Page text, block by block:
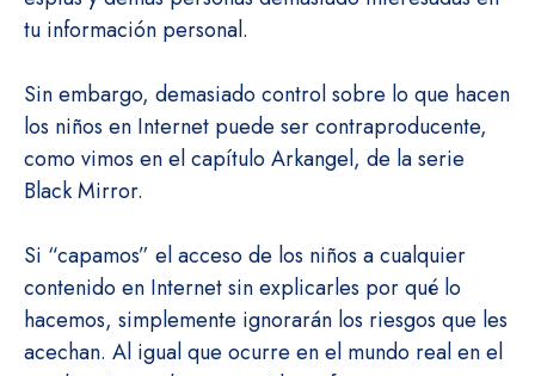
tu información personal.
Sin embargo, demasiado control sobre lo que hacen
los niños en Internet puede ser contraproducente,
como vimos en el capítulo Arkangel, de la serie
Black Mirror.
Si “capamos” el acceso de los niños a cualquier
contenido en Internet sin explicarles por qué lo
hacemos, simplemente ignorarán los riesgos que les
acechan. Al igual que ocurre en el mundo real en el